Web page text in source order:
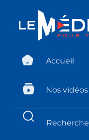
Accueil
Nos vidéos